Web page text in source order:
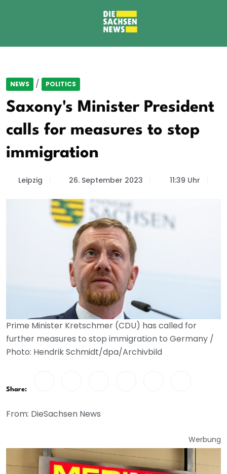
NEWS / POLITICS
Saxony's Minister President
calls for measures to stop
immigration
Leipzig 26. September 2023 11:39 Uhr
Prime Minister Kretschmer (CDU) has called for
further measures to stop immigration to Germany /
Photo: Hendrik Schmidt/dpa/Archivbild
Share:
From: DieSachsen News
Werbung